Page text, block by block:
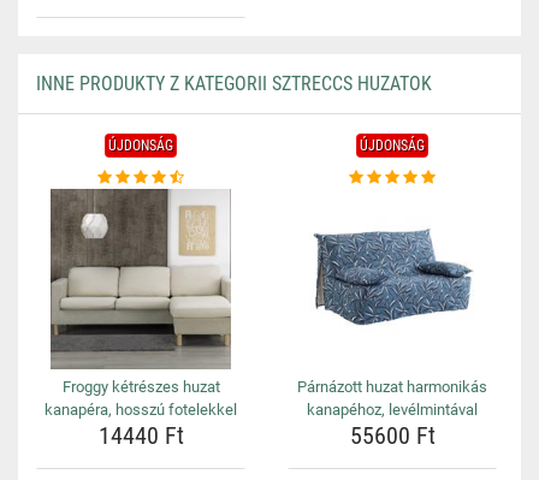
INNE PRODUKTY Z KATEGORII SZTRECCS HUZATOK
ÚJDONSÁG
Froggy kétrészes huzat
kanapéra, hosszú fotelekkel
14440 Ft
ÚJDONSÁG
Párnázott huzat harmonikás
kanapéhoz, levélmintával
55600 Ft